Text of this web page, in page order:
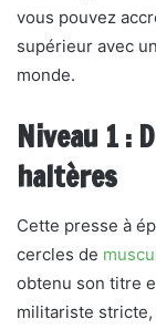
vous pouvez
supérieur avec
monde.
Niveau 1 :
haltères
Cette presse à
cercles de
obtenu son titre
militariste stricte,